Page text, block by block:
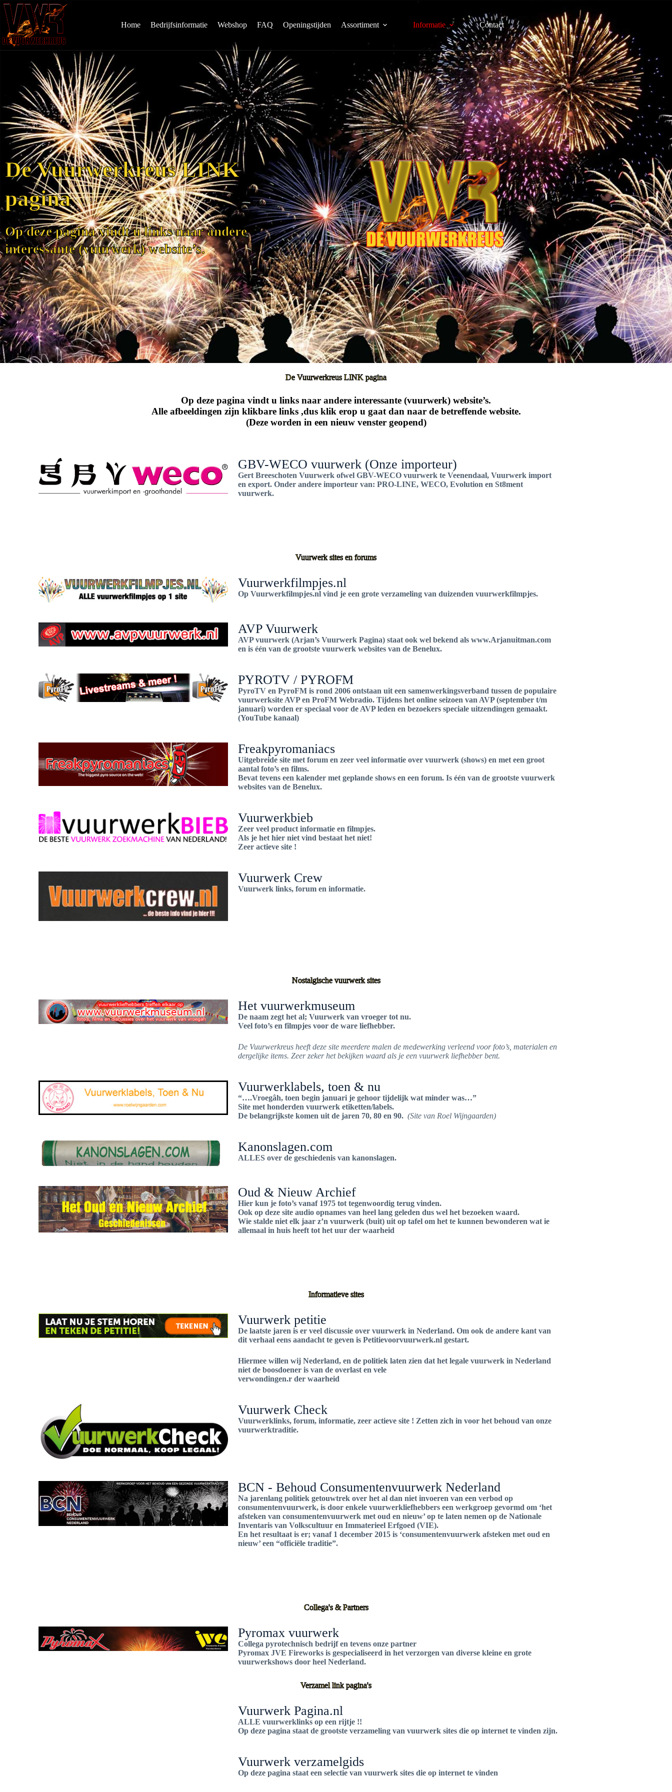
Home Bedrijfsinformatie Webshop FAQ Openingstijden Assortiment Informatie Contact
De Vuurwerkreus LINK
pagina
Op deze pagina vindt u links naar andere
interessante (vuurwerk) website’s.
De Vuurwerkreus LINK pagina
Op deze pagina vindt u links naar andere interessante (vuurwerk) website’s.
Alle afbeeldingen zijn klikbare links ,dus klik erop u gaat dan naar de betreffende website.
(Deze worden in een nieuw venster geopend)
GBV-WECO vuurwerk (Onze importeur)
Gert Breeschoten Vuurwerk ofwel GBV-WECO vuurwerk te Veenendaal, Vuurwerk import
en export. Onder andere importeur van: PRO-LINE, WECO, Evolution en St8ment
vuurwerk.
Vuurwerk sites en forums
Vuurwerkfilmpjes.nl
Op Vuurwerkfilmpjes.nl vind je een grote verzameling van duizenden vuurwerkfilmpjes.
AVP Vuurwerk
AVP vuurwerk (Arjan’s Vuurwerk Pagina) staat ook wel bekend als www.Arjanuitman.com
en is één van de grootste vuurwerk websites van de Benelux.
PYROTV / PYROFM
PyroTV en PyroFM is rond 2006 ontstaan uit een samenwerkingsverband tussen de populaire
vuurwerksite AVP en ProFM Webradio. Tijdens het online seizoen van AVP (september t/m
januari) worden er speciaal voor de AVP leden en bezoekers speciale uitzendingen gemaakt.
(YouTube kanaal)
Freakpyromaniacs
Uitgebreide site met forum en zeer veel informatie over vuurwerk (shows) en met een groot
aantal foto’s en films.
Bevat tevens een kalender met geplande shows en een forum. Is één van de grootste vuurwerk
websites van de Benelux.
Vuurwerkbieb
Zeer veel product informatie en filmpjes.
Als je het hier niet vind bestaat het niet!
Zeer actieve site !
Vuurwerk Crew
Vuurwerk links, forum en informatie.
Nostalgische vuurwerk sites
Het vuurwerkmuseum
De naam zegt het al; Vuurwerk van vroeger tot nu.
Veel foto’s en filmpjes voor de ware liefhebber.
De Vuurwerkreus heeft deze site meerdere malen de medewerking verleend voor foto’s, materialen en
dergelijke items. Zeer zeker het bekijken waard als je een vuurwerk liefhebber bent.
Vuurwerklabels, toen & nu
“….Vroegâh, toen begin januari je gehoor tijdelijk wat minder was…”
Site met honderden vuurwerk etiketten/labels.
De belangrijkste komen uit de jaren 70, 80 en 90.(Site van Roel Wijngaarden)
Kanonslagen.com
ALLES over de geschiedenis van kanonslagen.
Oud & Nieuw Archief
Hier kun je foto’s vanaf 1975 tot tegenwoordig terug vinden.
Ook op deze site audio opnames van heel lang geleden dus wel het bezoeken waard.
Wie stalde niet elk jaar z’n vuurwerk (buit) uit op tafel om het te kunnen bewonderen wat ie
allemaal in huis heeft tot het uur der waarheid
Informatieve sites
Vuurwerk petitie
De laatste jaren is er veel discussie over vuurwerk in Nederland. Om ook de andere kant van
dit verhaal eens aandacht te geven is Petitievoorvuurwerk.nl gestart.
Hiermee willen wij Nederland, en de politiek laten zien dat het legale vuurwerk in Nederland
niet de boosdoener is van de overlast en vele
verwondingen.r der waarheid
Vuurwerk Check
Vuurwerklinks, forum, informatie, zeer actieve site ! Zetten zich in voor het behoud van onze
vuurwerktraditie.
BCN - Behoud Consumentenvuurwerk Nederland
Na jarenlang politiek getouwtrek over het al dan niet invoeren van een verbod op
consumentenvuurwerk, is door enkele vuurwerkliefhebbers een werkgroep gevormd om ‘het
afsteken van consumentenvuurwerk met oud en nieuw’ op te laten nemen op de Nationale
Inventaris van Volkscultuur en Immaterieel Erfgoed (VIE).
En het resultaat is er; vanaf 1 december 2015 is ‘consumentenvuurwerk afsteken met oud en
nieuw’ een “officiële traditie”.
Collega's & Partners
Pyromax vuurwerk
Collega pyrotechnisch bedrijf en tevens onze partner
Pyromax JVE Fireworks is gespecialiseerd in het verzorgen van diverse kleine en grote
vuurwerkshows door heel Nederland.
Verzamel link pagina's
Vuurwerk Pagina.nl
ALLE vuurwerklinks op een rijtje !!
Op deze pagina staat de grootste verzameling van vuurwerk sites die op internet te vinden zijn.
Vuurwerk verzamelgids
Op deze pagina staat een selectie van vuurwerk sites die op internet te vinden